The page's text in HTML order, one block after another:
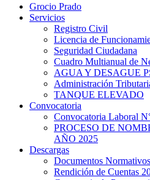
Grocio Prado
Servicios
Registro Civil
Licencia de
Seguridad Ciudadana
Cuadro Multianual de
AGUA Y DESAGUE
Administración
TANQUE ELEVADO
Convocatoria
Convocatoria Laboral
PROCESO DE
AÑO 2025
Descargas
Documentos Normativos
Rendición de Cuentas